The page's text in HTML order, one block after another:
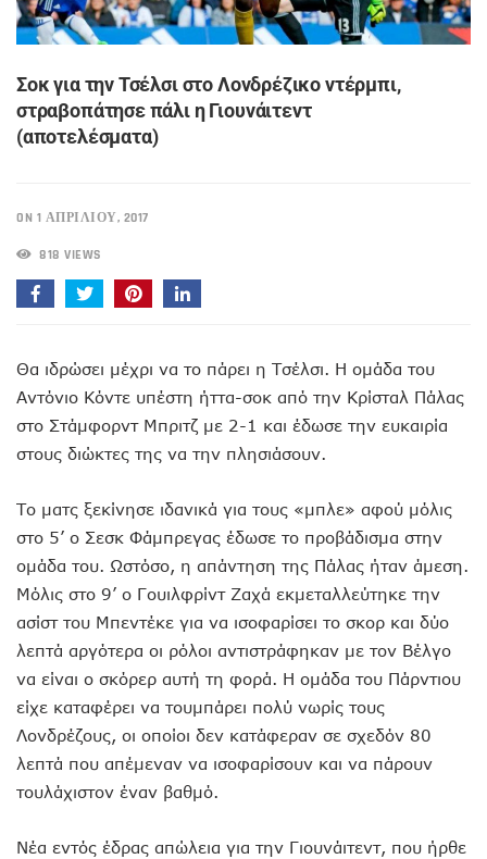
Σοκ για την Τσέλσι στο Λονδρέζικο ντέρμπι,
στραβοπάτησε πάλι η Γιουνάιτεντ
(αποτελέσματα)
ON 1 ΑΠΡΙΛΊΟΥ, 2017
818 VIEWS
Θα ιδρώσει μέχρι να το πάρει η Τσέλσι. Η ομάδα του
Αντόνιο Κόντε υπέστη ήττα-σοκ από την Κρίσταλ Πάλας
στο Στάμφορντ Μπριτζ με 2-1 και έδωσε την ευκαιρία
στους διώκτες της να την πλησιάσουν.
Το ματς ξεκίνησε ιδανικά για τους «μπλε» αφού μόλις
στο 5’ ο Σεσκ Φάμπρεγας έδωσε το προβάδισμα στην
ομάδα του. Ωστόσο, η απάντηση της Πάλας ήταν άμεση.
Μόλις στο 9’ ο Γουιλφρίντ Ζαχά εκμεταλλεύτηκε την
ασίστ του Μπεντέκε για να ισοφαρίσει το σκορ και δύο
λεπτά αργότερα οι ρόλοι αντιστράφηκαν με τον Βέλγο
να είναι ο σκόρερ αυτή τη φορά. Η ομάδα του Πάρντιου
είχε καταφέρει να τουμπάρει πολύ νωρίς τους
Λονδρέζους, οι οποίοι δεν κατάφεραν σε σχεδόν 80
λεπτά που απέμεναν να ισοφαρίσουν και να πάρουν
τουλάχιστον έναν βαθμό.
Νέα εντός έδρας απώλεια για την Γιουνάιτεντ, που ήρθε